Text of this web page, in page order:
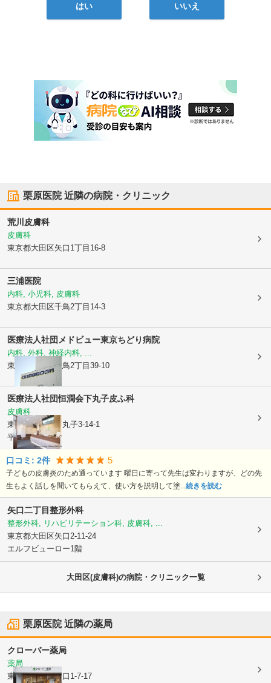
はい いいえ
栗原医院近隣の病院・クリニック
荒川皮膚科
皮膚科
東京都大田区矢口1丁目16-8
三浦医院
内科, 小児科, 皮膚科
東京都大田区千鳥2丁目14-3
医療法人社団メドビュー東京ちどり病院
内科, 外科, 神経内科, ...
東京都大田区千鳥2丁目39-10
医療法人社団恒潤会下丸子皮ふ科
皮膚科
東京都大田区下丸子3-14-1
平川ビル1階
口コミ: 2件 5
子どもの皮膚炎のため通っています 曜日に寄って先生は変わりますが、どの先
生もよく話しを聞いてもらえて、使い方を説明して塗... 続きを読む
矢口二丁目整形外科
整形外科, リハビリテーション科, 皮膚科, ...
東京都大田区矢口2-11-24
エルフビューロー1階
大田区(皮膚科)の病院・クリニック一覧
栗原医院近隣の薬局
クローバー薬局
薬局
東京都大田区矢口1-7-17